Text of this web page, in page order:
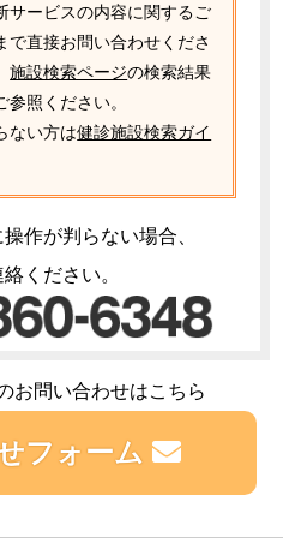
サービスの内容に関するご
で直接お問い合わせくださ
施設検索ページの検索結果
照ください。
ない方は健診施設検索ガイ
作が判らない場合、
ください。
お問い合わせはこちら
フォーム